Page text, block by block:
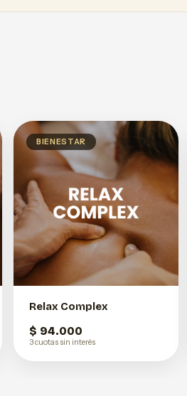
BIENESTAR
Relax Complex
$ 94.000
3 cuotas sin interés